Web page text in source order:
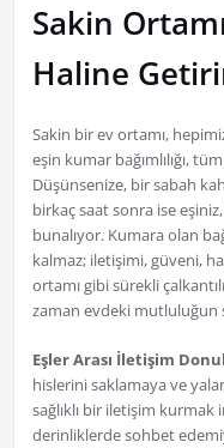
Sakin
Haline
Sakin bir ev ortamı,
eşin kumar bağımlılığı,
Düşünsenize, bir sabah
birkaç saat sonra ise
bunalıyor. Kumara olan
kalmaz; iletişimi, güveni,
ortamı gibi sürekli
zaman evdeki mutluluğun
Eşler Arası İletişim
hislerini saklamaya ve
sağlıklı bir iletişim kurmak
derinliklerde sohbet